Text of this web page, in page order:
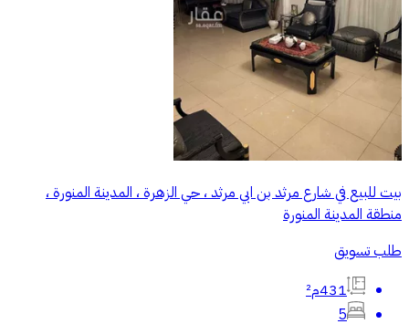
بيت للبيع في شارع مرثد بن ابي مرثد ، حي الزهرة ، المدينة المنورة ،
منطقة المدينة المنورة
طلب تسويق
431م²
5